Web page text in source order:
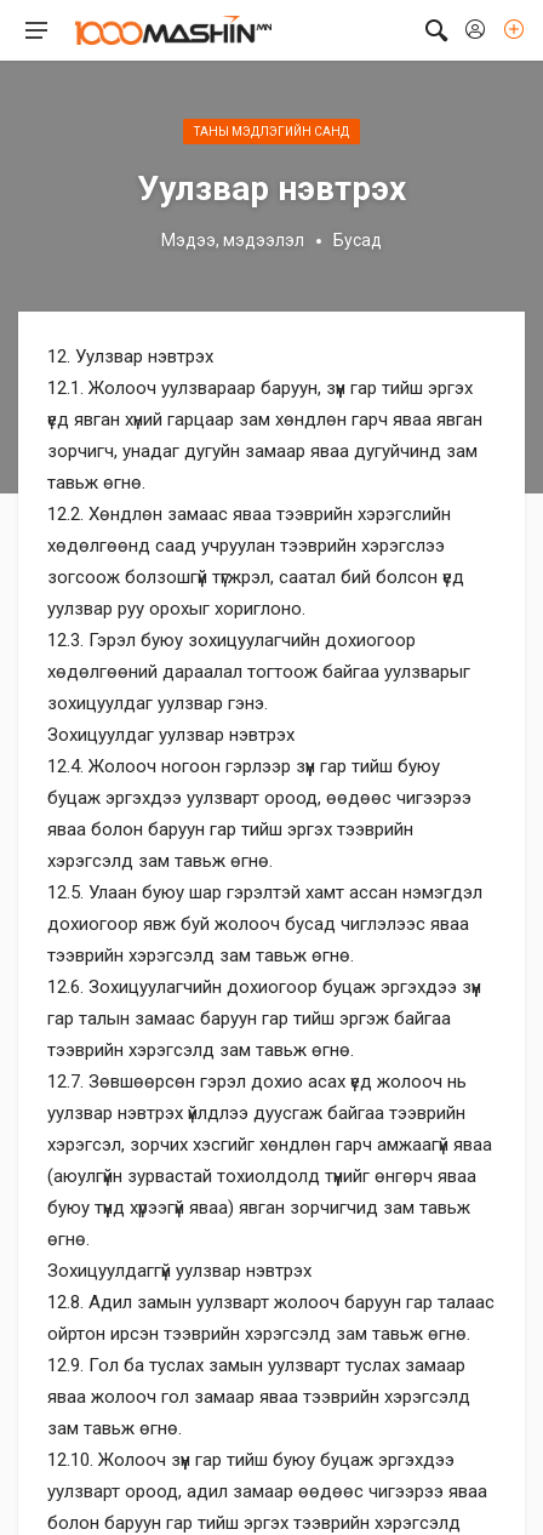
ТАНЫ МЭДЛЭГИЙН САНД
Уулзвар нэвтрэх
Мэдээ, мэдээлэл Бусад
12. Уулзвар нэвтрэх
12.1. Жолооч уулзвараар баруун, зүүн гар тийш эргэх
үед явган хүний гарцаар зам хөндлөн гарч яваа явган
зорчигч, унадаг дугуйн замаар яваа дугуйчинд зам
тавьж өгнө.
12.2. Хөндлөн замаас яваа тээврийн хэрэгслийн
хөдөлгөөнд саад учруулан тээврийн хэрэгслээ
зогсоож болзошгүй түгжрэл, саатал бий болсон үед
уулзвар руу орохыг хориглоно.
12.3. Гэрэл буюу зохицуулагчийн дохиогоор
хөдөлгөөний дараалал тогтоож байгаа уулзварыг
зохицуулдаг уулзвар гэнэ.
Зохицуулдаг уулзвар нэвтрэх
12.4. Жолооч ногоон гэрлээр зүүн гар тийш буюу
буцаж эргэхдээ уулзварт ороод, өөдөөс чигээрээ
яваа болон баруун гар тийш эргэх тээврийн
хэрэгсэлд зам тавьж өгнө.
12.5. Улаан буюу шар гэрэлтэй хамт ассан нэмэгдэл
дохиогоор явж буй жолооч бусад чиглэлээс яваа
тээврийн хэрэгсэлд зам тавьж өгнө.
12.6. Зохицуулагчийн дохиогоор буцаж эргэхдээ зүүн
гар талын замаас баруун гар тийш эргэж байгаа
тээврийн хэрэгсэлд зам тавьж өгнө.
12.7. Зөвшөөрсөн гэрэл дохио асах үед жолооч нь
уулзвар нэвтрэх үйлдлээ дуусгаж байгаа тээврийн
хэрэгсэл, зорчих хэсгийг хөндлөн гарч амжаагүй яваа
(аюулгүйн зурвастай тохиолдолд түүнийг өнгөрч яваа
буюу түүнд хүрээгүй яваа) явган зорчигчид зам тавьж
өгнө.
Зохицуулдаггүй уулзвар нэвтрэх
12.8. Адил замын уулзварт жолооч баруун гар талаас
ойртон ирсэн тээврийн хэрэгсэлд зам тавьж өгнө.
12.9. Гол ба туслах замын уулзварт туслах замаар
яваа жолооч гол замаар яваа тээврийн хэрэгсэлд
зам тавьж өгнө.
12.10. Жолооч зүүн гар тийш буюу буцаж эргэхдээ
уулзварт ороод, адил замаар өөдөөс чигээрээ яваа
болон баруун гар тийш эргэх тээврийн хэрэгсэлд